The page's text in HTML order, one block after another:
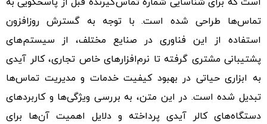
تماس‌ها طراحی شده است. با توجه به گسترش روزافزون
استفاده از این فناوری در صنایع مختلف، از سیستم‌های
پشتیبانی مشتری گرفته تا نرم‌افزارهای خاص تجاری، کالر آیدی
به ابزاری حیاتی در بهبود کیفیت خدمات و مدیریت تماس‌ها
تبدیل شده است. در این متن، به بررسی ویژگی‌ها و کاربردهای
دستگاه‌های کالر آیدی پرداخته و دلایل اهمیت آن‌ها برای